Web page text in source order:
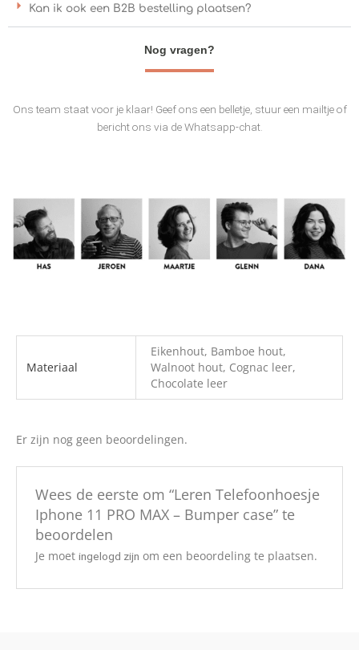
Kan ik ook een B2B bestelling plaatsen?
Nog vragen?
Ons team staat voor je klaar! Geef ons een belletje, stuur een mailtje of
bericht ons via de Whatsapp-chat.
Materiaal
Eikenhout, Bamboe hout,
Walnoot hout, Cognac leer,
Chocolate leer
Er zijn nog geen beoordelingen.
Wees de eerste om “Leren Telefoonhoesje
Iphone 11 PRO MAX – Bumper case” te
beoordelen
Je moet ingelogd zijn om een beoordeling te plaatsen.